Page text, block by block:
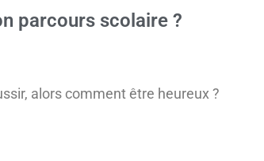
parcours scolaire ?
alors comment être heureux ?